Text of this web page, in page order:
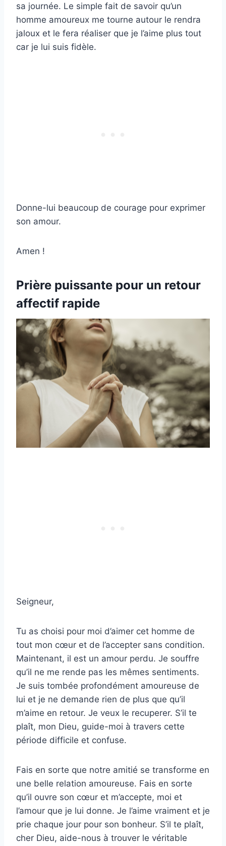
sa journée. Le simple fait de savoir qu’un
homme amoureux me tourne autour le rendra
jaloux et le fera réaliser que je l’aime plus tout
car je lui suis fidèle.
Donne-lui beaucoup de courage pour exprimer
son amour.
Amen !
Prière puissante pour un retour
affectif rapide
Seigneur,
Tu as choisi pour moi d’aimer cet homme de
tout mon cœur et de l’accepter sans condition.
Maintenant, il est un amour perdu. Je souffre
qu’il ne me rende pas les mêmes sentiments.
Je suis tombée profondément amoureuse de
lui et je ne demande rien de plus que qu’il
m’aime en retour. Je veux le recuperer. S’il te
plaît, mon Dieu, guide-moi à travers cette
période difficile et confuse.
Fais en sorte que notre amitié se transforme en
une belle relation amoureuse. Fais en sorte
qu’il ouvre son cœur et m’accepte, moi et
l’amour que je lui donne. Je l’aime vraiment et je
prie chaque jour pour son bonheur. S’il te plaît,
cher Dieu, aide-nous à trouver le véritable